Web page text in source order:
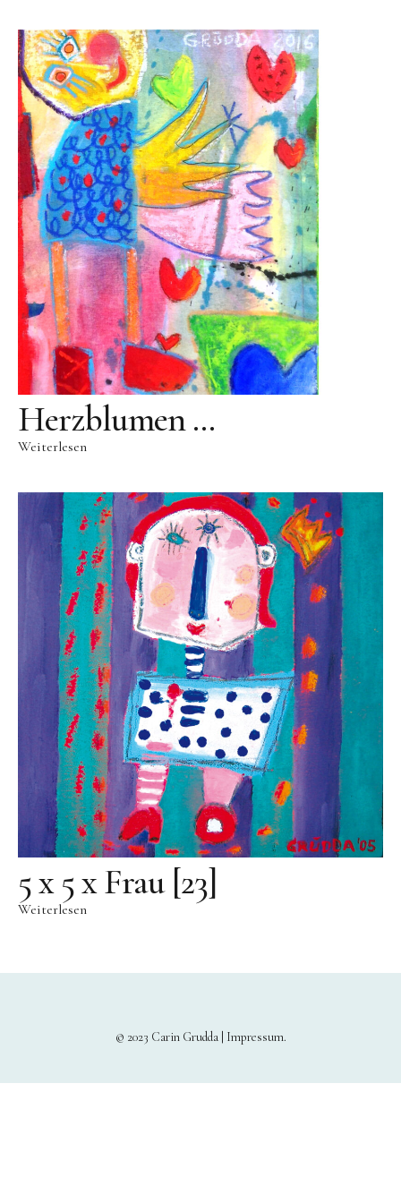
Gießereien
Gießerei Rom
Blau-Miau
Der verträumte König
Rastender Narr
Der Sprung
Wolkenpelztier
Gießerei Volvera/Turin
Papagena
Vita
Videos
Kontakt
Kontakt
Wegbeschreibung
Impressum
Datenschutz
Herzblumen …
Weiterlesen
5 x 5 x Frau [23]
Weiterlesen
© 2023 Carin Grudda | Impressum